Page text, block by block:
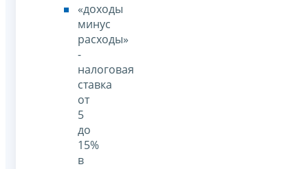
«доходы
минус
расходы»
-
налоговая
ставка
от
5
до
15%
в